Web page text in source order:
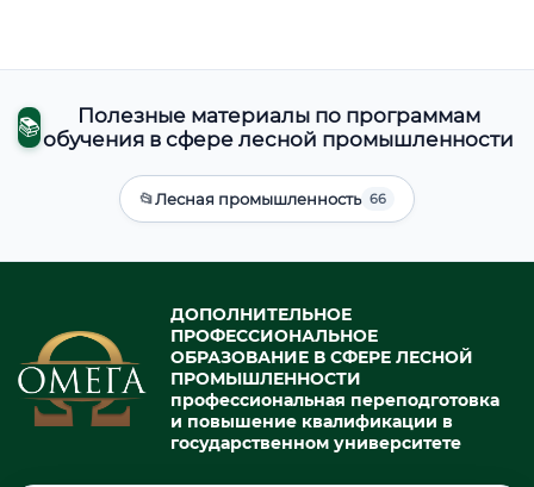
📚
Полезные материалы по программам
обучения в сфере лесной промышленности
📂Лесная промышленность 66
ДОПОЛНИТЕЛЬНОЕ
ПРОФЕССИОНАЛЬНОЕ
ОБРАЗОВАНИЕ В СФЕРЕ ЛЕСНОЙ
ПРОМЫШЛЕННОСТИ
профессиональная переподготовка
и повышение квалификации в
государственном университете